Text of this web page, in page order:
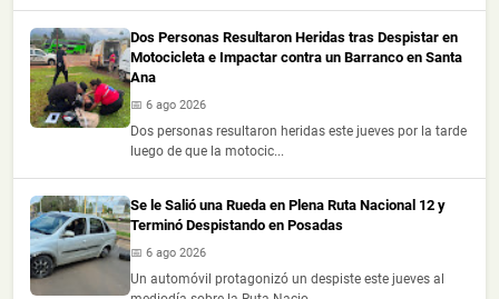
Dos Personas Resultaron Heridas tras Despistar en
Motocicleta e Impactar contra un Barranco en Santa
Ana
📅 6 ago 2026
Dos personas resultaron heridas este jueves por la tarde
luego de que la motocic...
Se le Salió una Rueda en Plena Ruta Nacional 12 y
Terminó Despistando en Posadas
📅 6 ago 2026
Un automóvil protagonizó un despiste este jueves al